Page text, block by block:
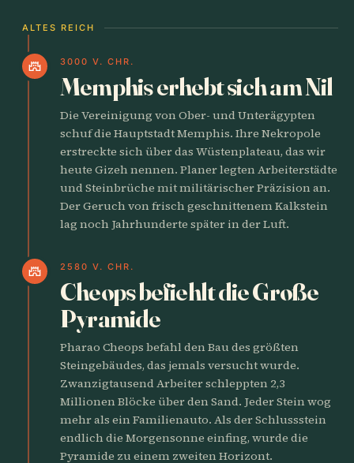
ALTES REICH
castle 3000 V. CHR.
Memphis erhebt sich am Nil
Die Vereinigung von Ober- und Unterägypten
schuf die Hauptstadt Memphis. Ihre Nekropole
erstreckte sich über das Wüstenplateau, das wir
heute Gizeh nennen. Planer legten Arbeiterstädte
und Steinbrüche mit militärischer Präzision an.
Der Geruch von frisch geschnittenem Kalkstein
lag noch Jahrhunderte später in der Luft.
castle 2580 V. CHR.
Cheops befiehlt die Große
Pyramide
Pharao Cheops befahl den Bau des größten
Steingebäudes, das jemals versucht wurde.
Zwanzigtausend Arbeiter schleppten 2,3
Millionen Blöcke über den Sand. Jeder Stein wog
mehr als ein Familienauto. Als der Schlussstein
endlich die Morgensonne einfing, wurde die
Pyramide zu einem zweiten Horizont.